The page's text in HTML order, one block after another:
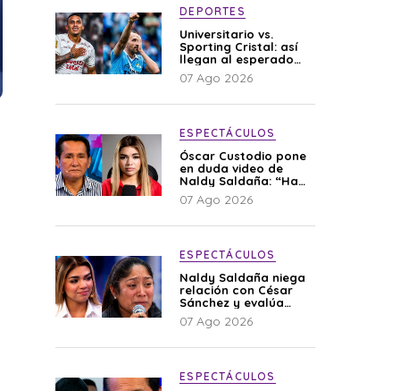
DEPORTES
Universitario vs.
Sporting Cristal: así
llegan al esperado
duelo
07 Ago 2026
ESPECTÁCULOS
Óscar Custodio pone
en duda video de
Naldy Saldaña: “Hay
cosas que de repente
se han editado”
07 Ago 2026
ESPECTÁCULOS
Naldy Saldaña niega
relación con César
Sánchez y evalúa
denunciar a su
esposa: “Es una
07 Ago 2026
ESPECTÁCULOS